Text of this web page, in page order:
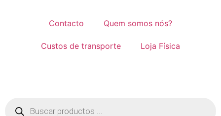
Contacto Quem somos nós?
Custos de transporte Loja Física